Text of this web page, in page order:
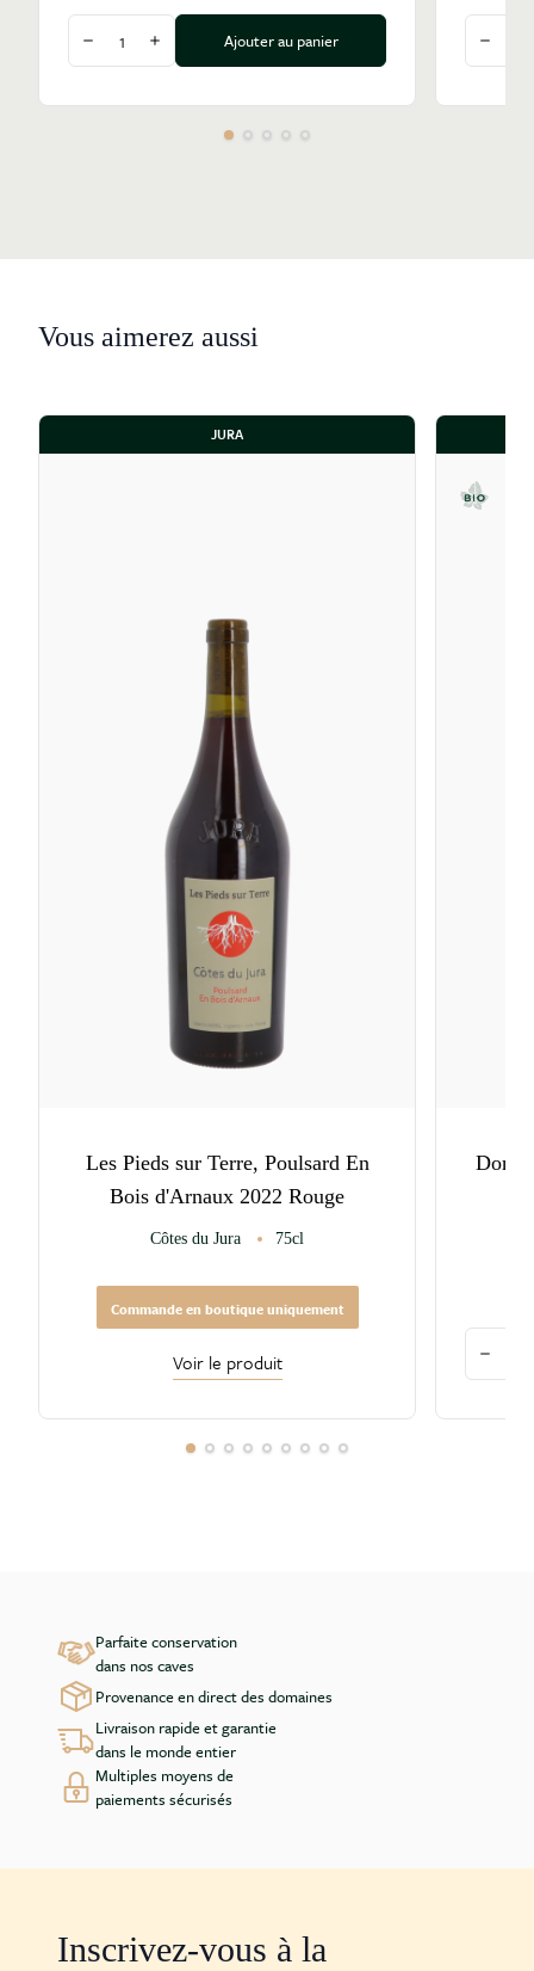
Diminuer la quantité
Augmenter la quantité
Ajouter au panier
Vous aimerez aussi
JURA
Les Pieds sur Terre, Poulsard En
Bois d'Arnaux 2022 Rouge
Côtes du Jura 75cl
Commande en boutique uniquement
Voir le produit
Parfaite conservation
dans nos caves
Provenance en direct des domaines
Livraison rapide et garantie
dans le monde entier
Multiples moyens de
paiements sécurisés
Inscrivez-vous à la